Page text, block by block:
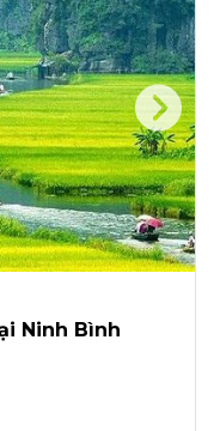
Ninh Bình